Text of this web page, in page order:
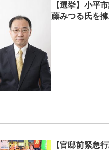
【選挙】小平市
藤みつる氏を
【官邸前緊急